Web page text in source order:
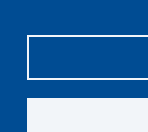
aaadip@uniss.it